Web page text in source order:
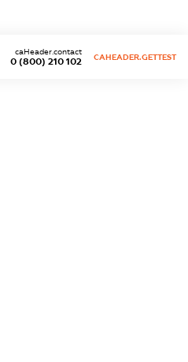
0 (800) 210 102
caHeader.contact
CAHEADER.GETTEST